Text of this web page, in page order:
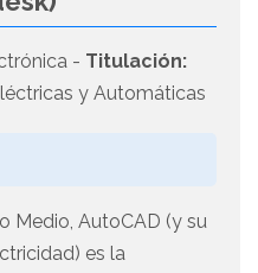
- Titulación:
y Automáticas
Medio, AutoCAD (y su
es la